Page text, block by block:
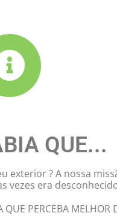
QUE...
exterior ? A nossa
vezes era
PERCEBA MELHOR